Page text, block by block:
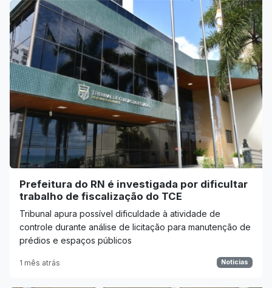
Prefeitura do RN é investigada por dificultar
trabalho de fiscalização do TCE
Tribunal apura possível dificuldade à atividade de
controle durante análise de licitação para manutenção de
prédios e espaços públicos
1 mês atrás Noticias